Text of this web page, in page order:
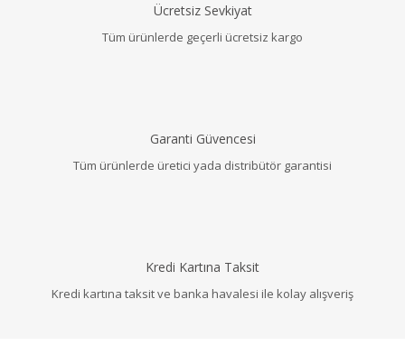
Ücretsiz Sevkiyat
Tüm ürünlerde geçerli ücretsiz kargo
Garanti Güvencesi
Tüm ürünlerde üretici yada distribütör garantisi
Kredi Kartına Taksit
Kredi kartına taksit ve banka havalesi ile kolay alışveriş